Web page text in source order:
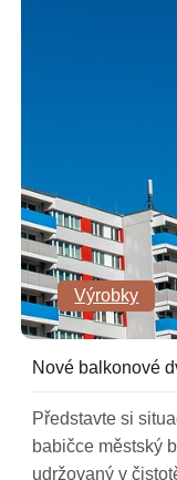
Výrobky
Nové balkonové
Představte si
babičce městský
udržovaný v